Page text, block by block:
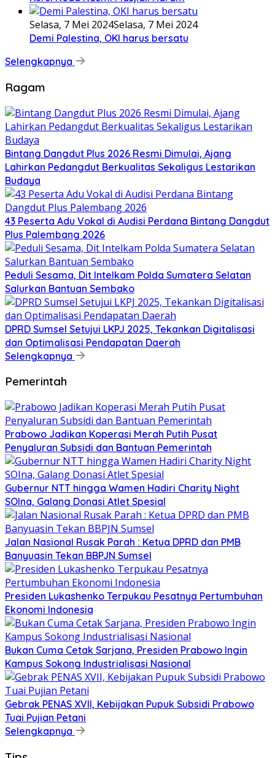
Selasa, 7 Mei 2024Selasa, 7 Mei 2024
Demi Palestina, OKI harus bersatu
Selengkapnya
Ragam
Bintang Dangdut Plus 2026 Resmi Dimulai, Ajang
Lahirkan Pedangdut Berkualitas Sekaligus Lestarikan
Budaya
43 Peserta Adu Vokal di Audisi Perdana Bintang Dangdut
Plus Palembang 2026
Peduli Sesama, Dit Intelkam Polda Sumatera Selatan
Salurkan Bantuan Sembako
DPRD Sumsel Setujui LKPJ 2025, Tekankan Digitalisasi
dan Optimalisasi Pendapatan Daerah
Selengkapnya
Pemerintah
Prabowo Jadikan Koperasi Merah Putih Pusat
Penyaluran Subsidi dan Bantuan Pemerintah
Gubernur NTT hingga Wamen Hadiri Charity Night
SOIna, Galang Donasi Atlet Spesial
Jalan Nasional Rusak Parah : Ketua DPRD dan PMB
Banyuasin Tekan BBPJN Sumsel
Presiden Lukashenko Terpukau Pesatnya Pertumbuhan
Ekonomi Indonesia
Bukan Cuma Cetak Sarjana, Presiden Prabowo Ingin
Kampus Sokong Industrialisasi Nasional
Gebrak PENAS XVII, Kebijakan Pupuk Subsidi Prabowo
Tuai Pujian Petani
Selengkapnya